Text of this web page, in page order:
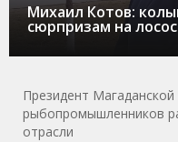
Михаил Котов:
сюрпризам на
Президент Магаданской
рыбопромышленников
отрасли